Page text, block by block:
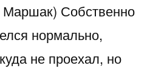
Собственно
нормально,
не проехал, но